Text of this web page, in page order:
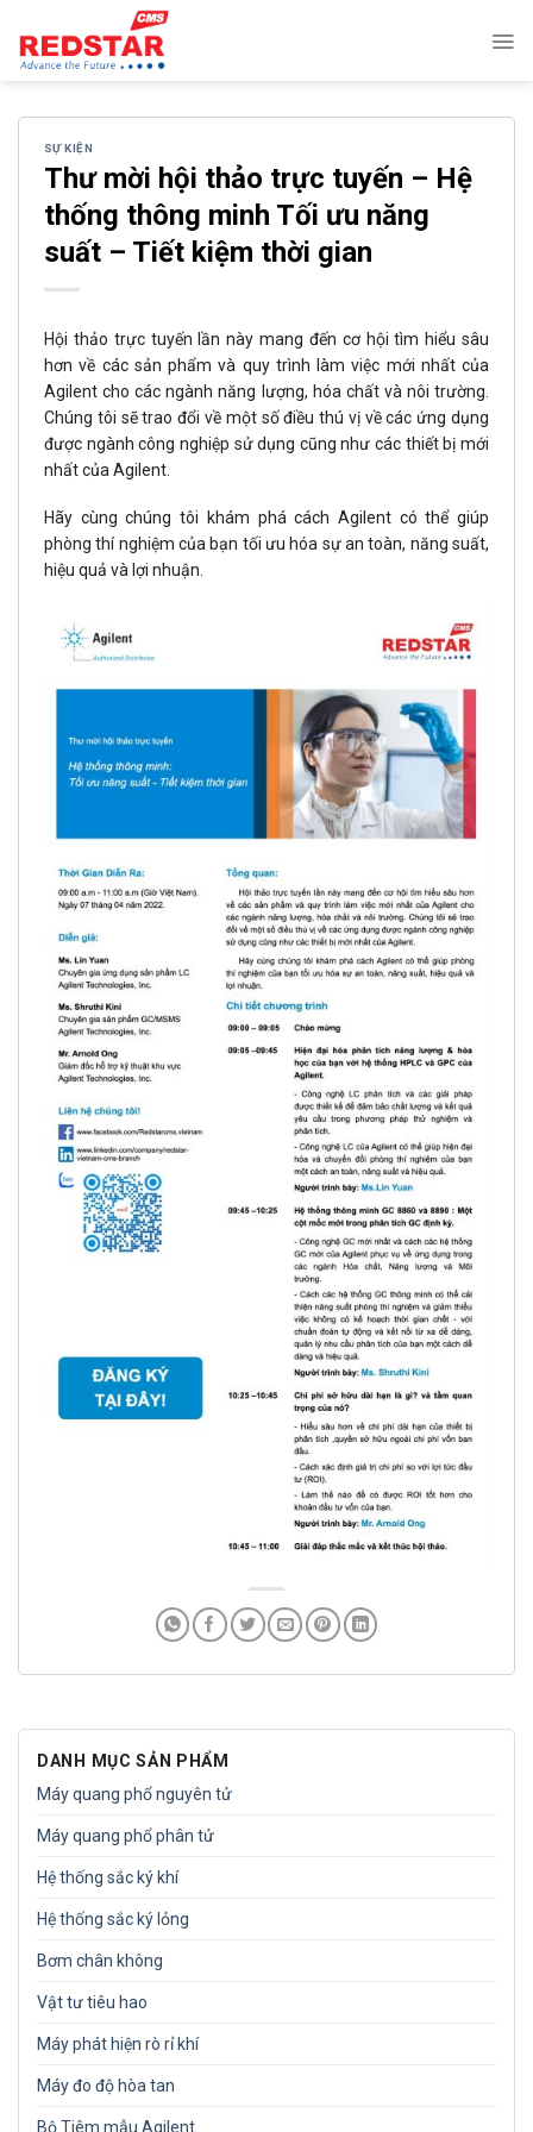
content
DANH MỤC SẢN PHẨM
Máy quang phổ nguyên tử
Máy quang phổ phân tử
Hệ thống sắc ký khí
Hệ thống sắc ký lỏng
Bơm chân không
Vật tư tiêu hao
Máy phát hiện rò rỉ khí
Máy đo độ hòa tan
Bộ Tiêm mẫu Agilent
SỰ KIỆN
Thư mời hội thảo trực tuyến – Hệ
thống thông minh Tối ưu năng
suất – Tiết kiệm thời gian
Hội thảo trực tuyến lần này mang đến cơ hội tìm hiểu sâu
hơn về các sản phẩm và quy trình làm việc mới nhất của
Agilent cho các ngành năng lượng, hóa chất và nôi trường.
Chúng tôi sẽ trao đổi về một số điều thú vị về các ứng dụng
được ngành công nghiệp sử dụng cũng như các thiết bị mới
nhất của Agilent.
Hãy cùng chúng tôi khám phá cách Agilent có thể giúp
phòng thí nghiệm của bạn tối ưu hóa sự an toàn, năng suất,
hiệu quả và lợi nhuận.